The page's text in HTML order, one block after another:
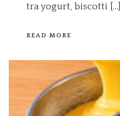
tra yogurt, biscotti […]
READ MORE